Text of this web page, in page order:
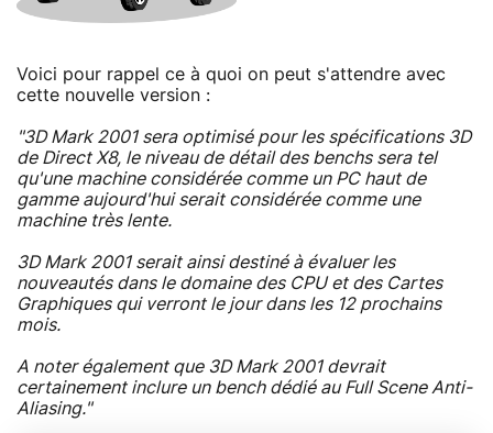
Voici pour rappel ce à quoi on peut s'attendre avec
cette nouvelle version :
"3D Mark 2001 sera optimisé pour les spécifications 3D
de Direct X8, le niveau de détail des benchs sera tel
qu'une machine considérée comme un PC haut de
gamme aujourd'hui serait considérée comme une
machine très lente.
3D Mark 2001 serait ainsi destiné à évaluer les
nouveautés dans le domaine des CPU et des Cartes
Graphiques qui verront le jour dans les 12 prochains
mois.
A noter également que 3D Mark 2001 devrait
certainement inclure un bench dédié au Full Scene Anti-
Aliasing."